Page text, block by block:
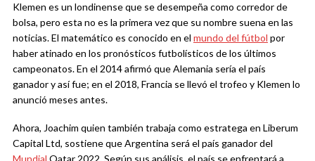
Klemen es un londinense que se desempeña como corredor de
bolsa, pero esta no es la primera vez que su nombre suena en las
noticias. El matemático es conocido en el mundo del fútbol por
haber atinado en los pronósticos futbolísticos de los últimos
campeonatos. En el 2014 afirmó que Alemania sería el país
ganador y así fue; en el 2018, Francia se llevó el trofeo y Klemen lo
anunció meses antes.
Ahora, Joachim quien también trabaja como estratega en Liberum
Capital Ltd, sostiene que Argentina será el país ganador del